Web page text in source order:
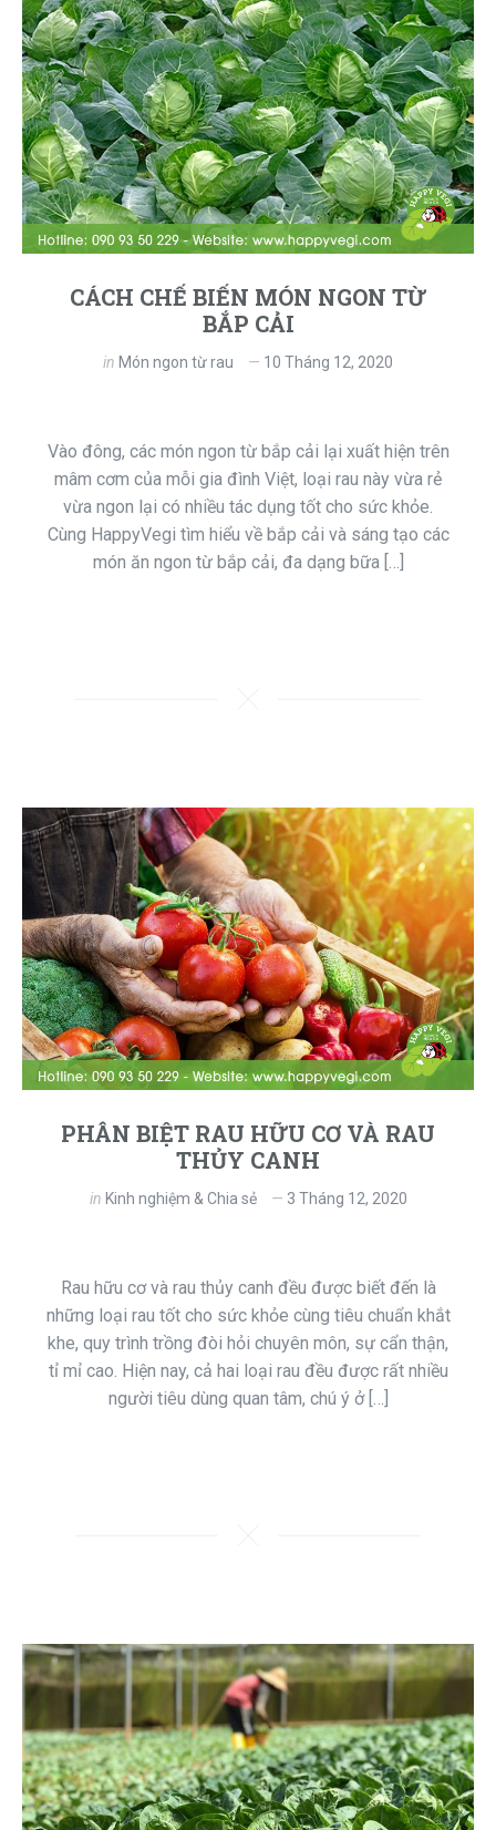
CÁCH CHẾ BIẾN MÓN NGON TỪ
BẮP CẢI
in Món ngon từ rau 10 Tháng 12, 2020
Vào đông, các món ngon từ bắp cải lại xuất hiện trên
mâm cơm của mỗi gia đình Việt, loại rau này vừa rẻ
vừa ngon lại có nhiều tác dụng tốt cho sức khỏe.
Cùng HappyVegi tìm hiểu về bắp cải và sáng tạo các
món ăn ngon từ bắp cải, đa dạng bữa […]
PHÂN BIỆT RAU HỮU CƠ VÀ RAU
THỦY CANH
in Kinh nghiệm & Chia sẻ 3 Tháng 12, 2020
Rau hữu cơ và rau thủy canh đều được biết đến là
những loại rau tốt cho sức khỏe cùng tiêu chuẩn khắt
khe, quy trình trồng đòi hỏi chuyên môn, sự cẩn thận,
tỉ mỉ cao. Hiện nay, cả hai loại rau đều được rất nhiều
người tiêu dùng quan tâm, chú ý ở […]